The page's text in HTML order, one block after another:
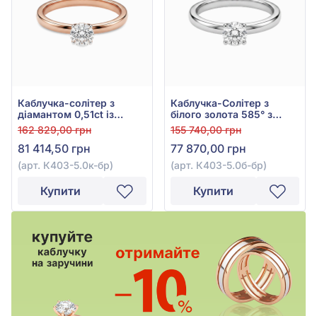
Каблучка-солітер з
діамантом 0,51ct із
червоного золота 585°,
арт. К403-5.0к-бр
162 829,00 грн
81 414,50 грн
(арт. К403-5.0к-бр)
Купити
Каблучка-Солітер з
білого золота 585° з
діамантом 0,5ct, арт.
К403-5.0б-бр
155 740,00 грн
77 870,00 грн
(арт. К403-5.0б-бр)
Купити